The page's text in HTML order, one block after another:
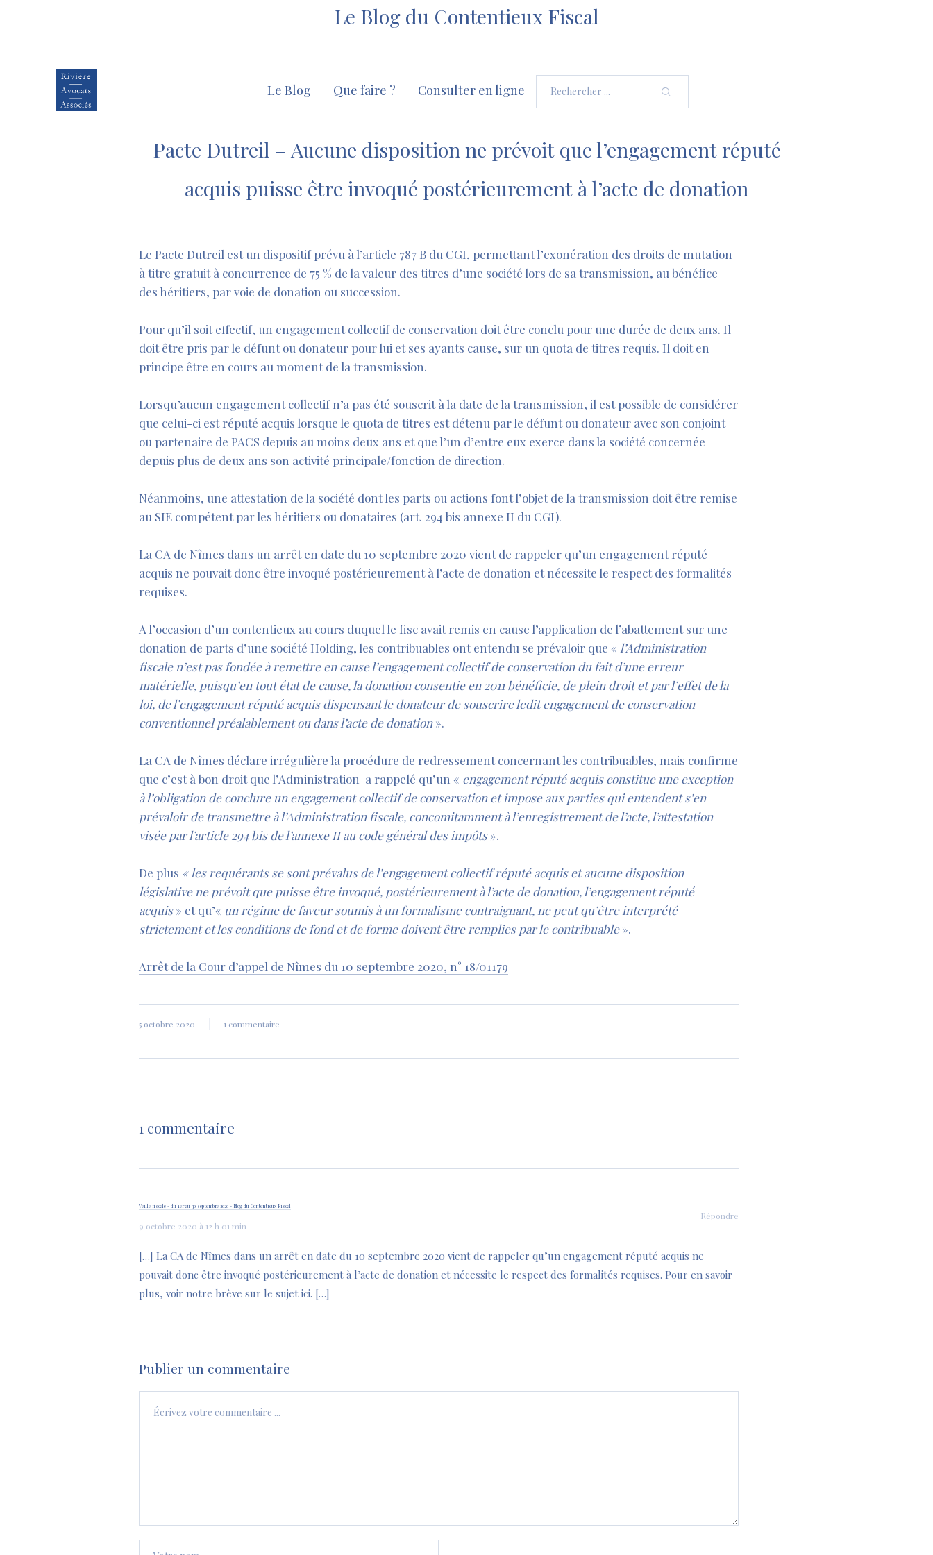
Le Blog du Contentieux Fiscal
Le Blog Que faire ? Consulter en ligne
Pacte Dutreil – Aucune disposition ne prévoit que l’engagement réputé
acquis puisse être invoqué postérieurement à l’acte de donation
Le Pacte Dutreil est un dispositif prévu à l’article 787 B du CGI, permettant l’exonération des droits de mutation
à titre gratuit à concurrence de 75 % de la valeur des titres d’une société lors de sa transmission, au bénéfice
des héritiers, par voie de donation ou succession.
Pour qu’il soit effectif, un engagement collectif de conservation doit être conclu pour une durée de deux ans. Il
doit être pris par le défunt ou donateur pour lui et ses ayants cause, sur un quota de titres requis. Il doit en
principe être en cours au moment de la transmission.
Lorsqu’aucun engagement collectif n’a pas été souscrit à la date de la transmission, il est possible de considérer
que celui-ci est réputé acquis lorsque le quota de titres est détenu par le défunt ou donateur avec son conjoint
ou partenaire de PACS depuis au moins deux ans et que l’un d’entre eux exerce dans la société concernée
depuis plus de deux ans son activité principale/fonction de direction.
Néanmoins, une attestation de la société dont les parts ou actions font l’objet de la transmission doit être remise
au SIE compétent par les héritiers ou donataires (art. 294 bis annexe II du CGI).
La CA de Nîmes dans un arrêt en date du 10 septembre 2020 vient de rappeler qu’un engagement réputé
acquis ne pouvait donc être invoqué postérieurement à l’acte de donation et nécessite le respect des formalités
requises.
A l’occasion d’un contentieux au cours duquel le fisc avait remis en cause l’application de l’abattement sur une
donation de parts d’une société Holding, les contribuables ont entendu se prévaloir que « l’Administration
fiscale n’est pas fondée à remettre en cause l’engagement collectif de conservation du fait d’une erreur
matérielle, puisqu’en tout état de cause, la donation consentie en 2011 bénéficie, de plein droit et par l’effet de la
loi, de l’engagement réputé acquis dispensant le donateur de souscrire ledit engagement de conservation
conventionnel préalablement ou dans l’acte de donation».
La CA de Nîmes déclare irrégulière la procédure de redressement concernant les contribuables, mais confirme
que c’est à bon droit que l’Administration a rappelé qu’un « engagement réputé acquis constitue une exception
à l’obligation de conclure un engagement collectif de conservation et impose aux parties qui entendent s’en
prévaloir de transmettre à l’Administration fiscale, concomitamment à l’enregistrement de l’acte, l’attestation
visée par l’article 294 bis de l’annexe II au code général des impôts».
De plus « les requérants se sont prévalus de l’engagement collectif réputé acquis et aucune disposition
législative ne prévoit que puisse être invoqué, postérieurement à l’acte de donation, l’engagement réputé
acquis» et qu’« un régime de faveur soumis à un formalisme contraignant, ne peut qu’être interprété
strictement et les conditions de fond et de forme doivent être remplies par le contribuable».
Arrêt de la Cour d’appel de Nîmes du 10 septembre 2020, n° 18/01179
5 octobre 2020 1 commentaire
1 commentaire
Veille fiscale - du 1er au 30 septembre 2020 - Blog du Contentieux Fiscal
9 octobre 2020 à 12 h 01 min
Répondre
[…] La CA de Nîmes dans un arrêt en date du 10 septembre 2020 vient de rappeler qu’un engagement réputé acquis ne
pouvait donc être invoqué postérieurement à l’acte de donation et nécessite le respect des formalités requises. Pour en savoir
plus, voir notre brève sur le sujet ici. […]
Publier un commentaire